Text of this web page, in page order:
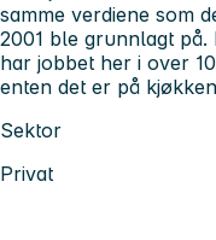
samme verdiene som
2001 ble grunnlagt på.
har jobbet her i over
enten det er på
Sektor
Privat